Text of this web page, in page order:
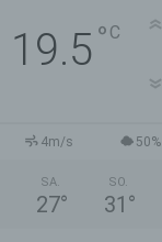
19.5° C
4m/s 50%
SA.
27°
SO.
31 °